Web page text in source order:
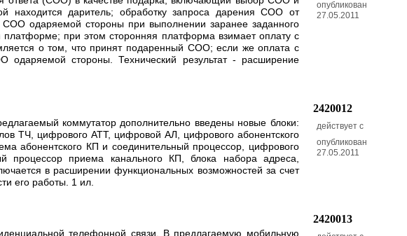
находится даритель; обработку запроса дарения СОО от
одаряемой стороны при выполнении заранее заданного
при этом сторонняя платформа взимает оплату с
о том, что принят подаренный СОО; если же оплата с
одаряемой стороны. Технический результат - расширение
опубликован
27.05.2011
коммутатор дополнительно введены новые блоки:
ТЧ, цифрового АТТ, цифровой АЛ, цифрового абонентского
абонентского КП и соединительный процессор, цифрового
процессор приема канального КП, блока набора адреса,
в расширении функциональных возможностей за счет
его работы. 1 ил.
2420012
действует с
опубликован
27.05.2011
телефонной связи. В предлагаемую мобильную
2420013